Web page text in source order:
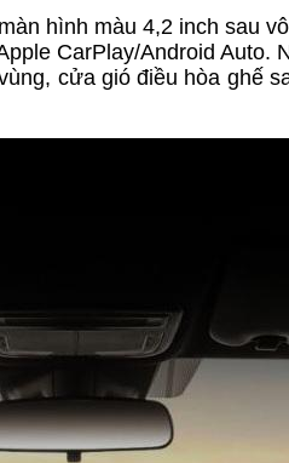
hình màu 4,2 inch sau
CarPlay/Android Auto.
cửa gió điều hòa ghế